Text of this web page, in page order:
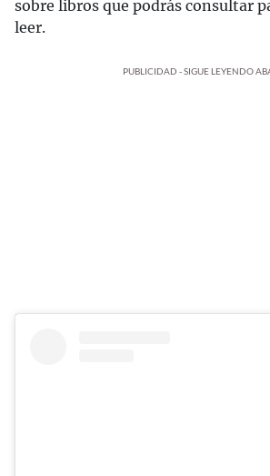
sobre libros que podrás consultar
leer.
PUBLICIDAD - SIGUE LEYENDO